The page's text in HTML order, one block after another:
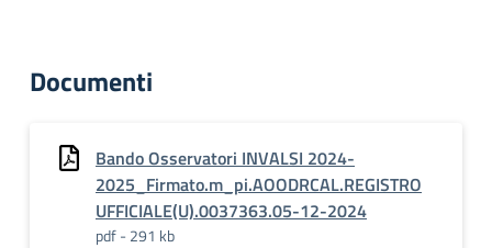
Documenti
Bando Osservatori INVALSI 2024-
2025_Firmato.m_pi.AOODRCAL.REGISTRO
UFFICIALE(U).0037363.05-12-2024
pdf - 291 kb